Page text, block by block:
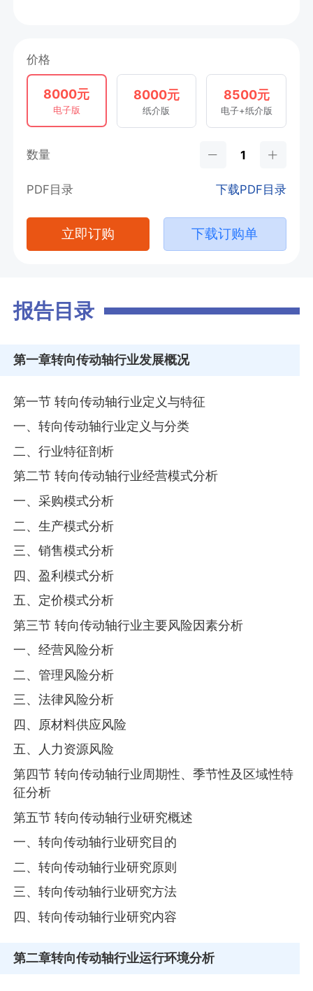
价格
8000元
电子版
8000元
纸介版
8500元
电子+纸介版
数量
PDF目录 下载PDF目录
立即订购 下载订购单
报告目录
第一章转向传动轴行业发展概况
第一节 转向传动轴行业定义与特征
一、转向传动轴行业定义与分类
二、行业特征剖析
第二节 转向传动轴行业经营模式分析
一、采购模式分析
二、生产模式分析
三、销售模式分析
四、盈利模式分析
五、定价模式分析
第三节 转向传动轴行业主要风险因素分析
一、经营风险分析
二、管理风险分析
三、法律风险分析
四、原材料供应风险
五、人力资源风险
第四节 转向传动轴行业周期性、季节性及区域性特
征分析
第五节 转向传动轴行业研究概述
一、转向传动轴行业研究目的
二、转向传动轴行业研究原则
三、转向传动轴行业研究方法
四、转向传动轴行业研究内容
第二章转向传动轴行业运行环境分析